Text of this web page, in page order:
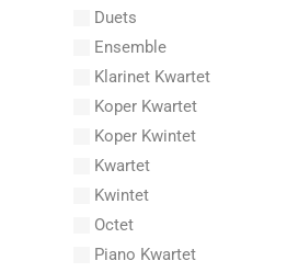
Achleitner, Rudolf
Acker, Dieter
Acosta, Omar
Adam Gorb
Adam, Adolphe Charles
Adam, Amy
Adams, Billy
Adams, Bryan
Adams, Byron
Duets
Ensemble
Klarinet Kwartet
Koper Kwartet
Koper Kwintet
Kwartet
Kwintet
Octet
Piano Kwartet